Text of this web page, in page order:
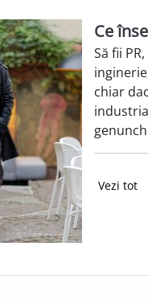
Ce
Să fii
chiar
Vezi tot